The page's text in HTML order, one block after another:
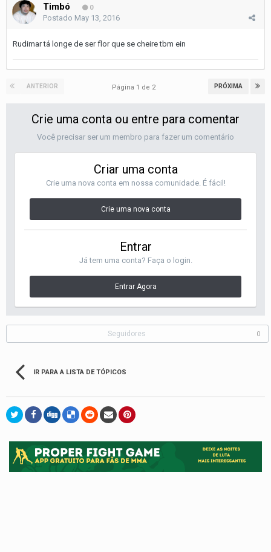
Timbó 0
Postado May 13, 2016
Rudimar tá longe de ser flor que se cheire tbm ein
ANTERIOR PRÓXIMA
Página 1 de 2
Crie uma conta ou entre para comentar
Você precisar ser um membro para fazer um comentário
Criar uma conta
Crie uma nova conta em nossa comunidade. É fácil!
Crie uma nova conta
Entrar
Já tem uma conta? Faça o login.
Entrar Agora
Seguidores 0
IR PARA A LISTA DE TÓPICOS